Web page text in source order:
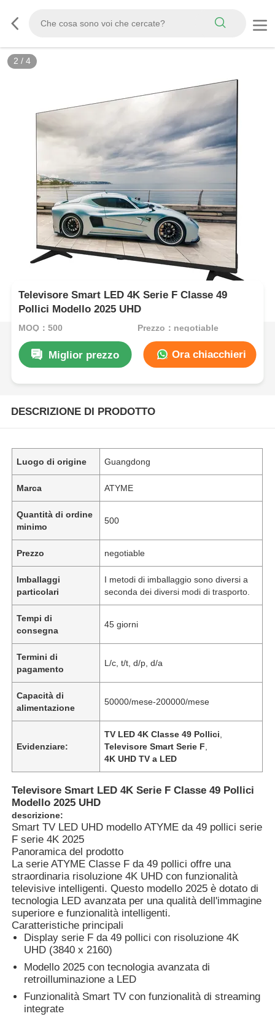
2 / 4
Televisore Smart LED 4K Serie F Classe 49
Pollici Modello 2025 UHD
MOQ：500 Prezzo：negotiable
Miglior prezzo Ora chiacchieri
DESCRIZIONE DI PRODOTTO
Luogo di origine Guangdong
Marca ATYME
Quantità di ordine
minimo
500
Prezzo negotiable
Imballaggi
particolari
I metodi di imballaggio sono diversi a
seconda dei diversi modi di trasporto.
Tempi di
consegna
45 giorni
Termini di
pagamento
L/c, t/t, d/p, d/a
Capacità di
alimentazione
50000/mese-200000/mese
Evidenziare:
TV LED 4K Classe 49 Pollici
Televisore Smart Serie F
4K UHD TV a LED
Televisore Smart LED 4K Serie F Classe 49 Pollici
Modello 2025 UHD
descrizione:
Smart TV LED UHD modello ATYME da 49 pollici serie
F serie 4K 2025
Panoramica del prodotto
La serie ATYME Classe F da 49 pollici offre una
straordinaria risoluzione 4K UHD con funzionalità
televisive intelligenti. Questo modello 2025 è dotato di
tecnologia LED avanzata per una qualità dell'immagine
superiore e funzionalità intelligenti.
Caratteristiche principali
Display serie F da 49 pollici con risoluzione 4K
UHD (3840 x 2160)
Modello 2025 con tecnologia avanzata di
retroilluminazione a LED
Funzionalità Smart TV con funzionalità di streaming
integrate